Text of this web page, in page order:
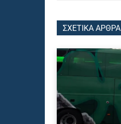
ΣΧΕΤΙΚΑ ΑΡΘΡΑ